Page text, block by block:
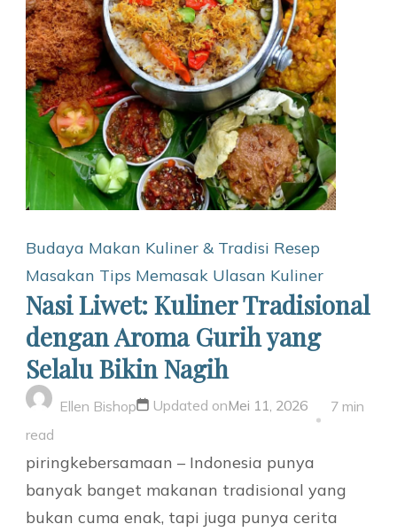
Budaya Makan Kuliner & Tradisi Resep
Masakan Tips Memasak Ulasan Kuliner
Nasi Liwet: Kuliner Tradisional
dengan Aroma Gurih yang
Selalu Bikin Nagih
Ellen Bishop Updated onMei 11, 2026
7 min
read
piringkebersamaan – Indonesia punya
banyak banget makanan tradisional yang
bukan cuma enak, tapi juga punya cerita